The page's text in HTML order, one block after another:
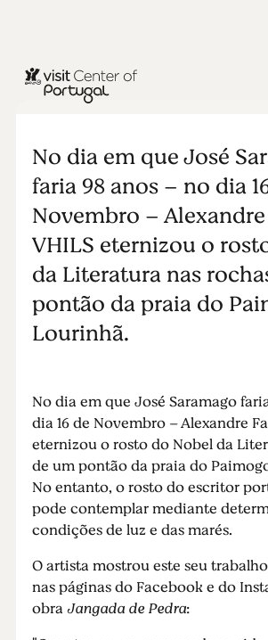
VHILS presta
tributo a
Saramago
No dia em que José
faria 98 anos – no dia
Novembro –
VHILS eternizou o
da Literatura nas
pontão da praia do
Lourinhã.
No dia em que José Saramago
dia 16 de Novembro – Alexandre
eternizou o rosto do Nobel da
de um pontão da praia do
No entanto, o rosto do escritor
pode contemplar mediante
condições de luz e das marés.
O artista mostrou este seu
nas páginas do Facebook e do
obra Jangada de Pedra: